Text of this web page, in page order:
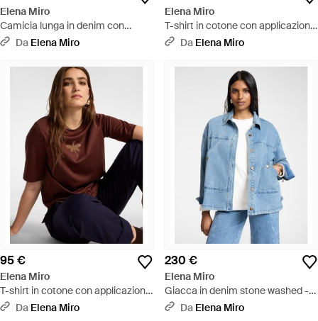
Elena Miro
Camicia lunga in denim con
ricamo - Blu
Da Elena Miro
Elena Miro
T-shirt in cotone con applicazioni
floreali - Nero
Da Elena Miro
95 €
Elena Miro
T-shirt in cotone con applicazione
libellula - Blu
Da Elena Miro
230 €
Elena Miro
Giacca in denim stone washed -
Blu Da Elena Miro